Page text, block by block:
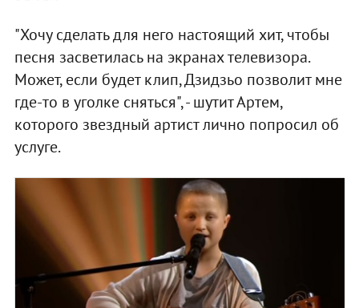
"Хочу сделать для него настоящий хит, чтобы
песня засветилась на экранах телевизора.
Может, если будет клип, Дзидзьо позволит мне
где-то в уголке сняться", - шутит Артем,
которого звездный артист лично попросил об
услуге.